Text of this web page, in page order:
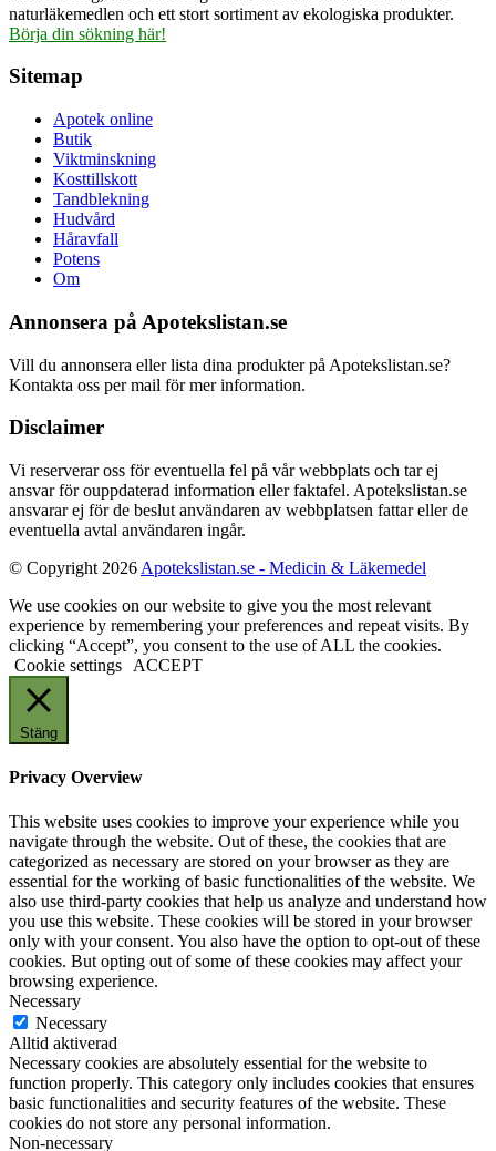
naturläkemedlen och ett stort sortiment av ekologiska produkter.
Börja din sökning här!
Sitemap
Apotek online
Butik
Viktminskning
Kosttillskott
Tandblekning
Hudvård
Håravfall
Potens
Om
Annonsera på Apotekslistan.se
Vill du annonsera eller lista dina produkter på Apotekslistan.se?
Kontakta oss per mail för mer information.
Disclaimer
Vi reserverar oss för eventuella fel på vår webbplats och tar ej
ansvar för ouppdaterad information eller faktafel. Apotekslistan.se
ansvarar ej för de beslut användaren av webbplatsen fattar eller de
eventuella avtal användaren ingår.
© Copyright 2026 Apotekslistan.se - Medicin & Läkemedel
We use cookies on our website to give you the most relevant
experience by remembering your preferences and repeat visits. By
clicking “Accept”, you consent to the use of ALL the cookies.
Cookie settings
ACCEPT
Stäng
Privacy Overview
This website uses cookies to improve your experience while you
navigate through the website. Out of these, the cookies that are
categorized as necessary are stored on your browser as they are
essential for the working of basic functionalities of the website. We
also use third-party cookies that help us analyze and understand how
you use this website. These cookies will be stored in your browser
only with your consent. You also have the option to opt-out of these
cookies. But opting out of some of these cookies may affect your
browsing experience.
Necessary
Necessary
Alltid aktiverad
Necessary cookies are absolutely essential for the website to
function properly. This category only includes cookies that ensures
basic functionalities and security features of the website. These
cookies do not store any personal information.
Non-necessary